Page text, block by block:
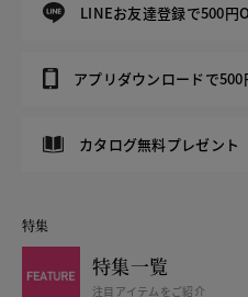
LINEお友達登録で500円
アプリダウンロードで500
カタログ無料プレゼント
特集
特集一覧
注目アイテムをご紹介